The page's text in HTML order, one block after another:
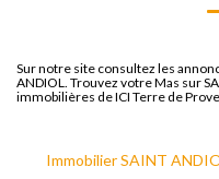
Qui
Créer une alerte
Sur notre site consultez les
ANDIOL. Trouvez votre Mas sur
immobilières de ICI Terre de
Immobilier SAINT